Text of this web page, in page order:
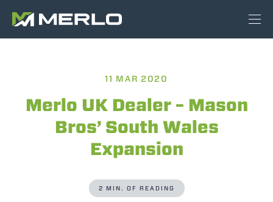
11 MAR 2020
Merlo UK Dealer – Mason
Bros’ South Wales
Expansion
2 MIN. OF READING